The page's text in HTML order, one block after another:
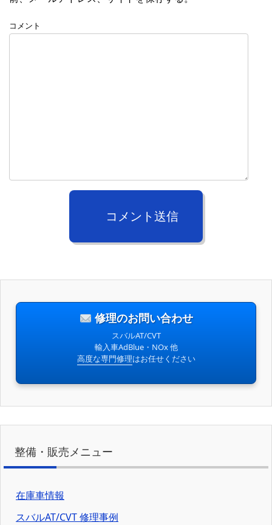
コメント
コメント送信
修理のお問い合わせ
スバルAT/CVT
輸入車AdBlue・NOx 他
高度な専門修理はお任せください
整備・販売メニュー
在庫車情報
スバルAT/CVT 修理事例